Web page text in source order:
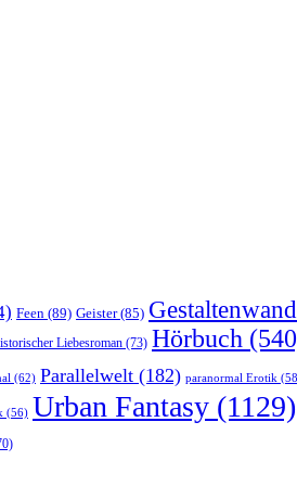
Feen (89) Geister(85)
Liebesroman (73) Hörbuch
(62) Parallelwelt (182) paranormal Erotik
(56) Urban Fantasy (1129)